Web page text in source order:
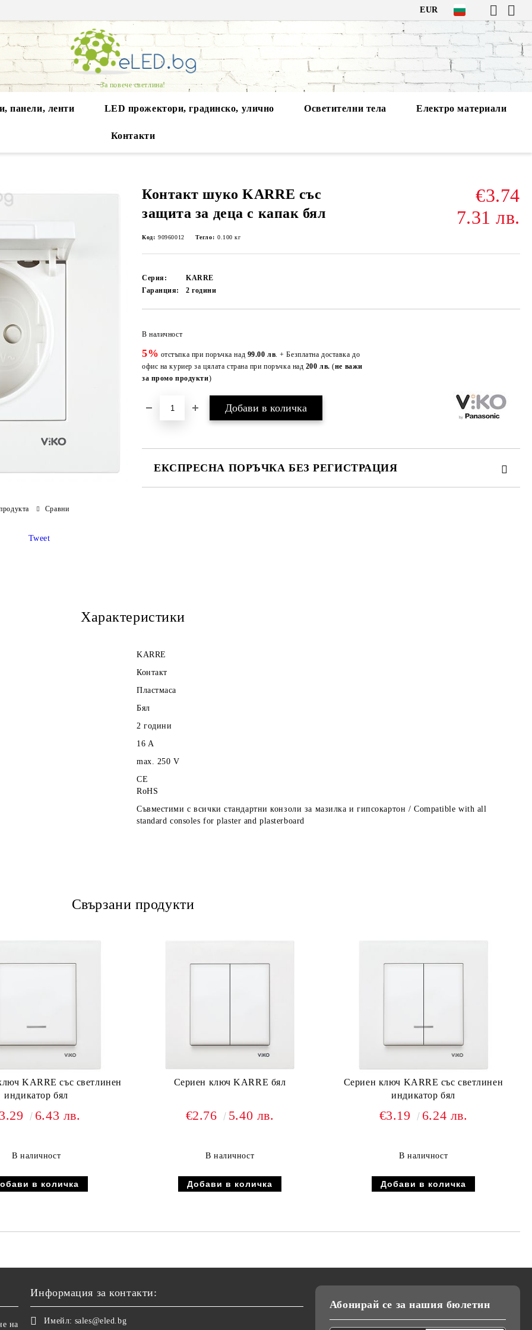
EUR
За повече светлина!
панели, ленти LED прожектори, градинско, улично Осветителни тела Електро материали
Контакти
Контакт шуко KARRE със
защита за деца с капак бял
€3.74
7.31 лв.
Код: 90960012 Тегло: 0.100 кг
Серия:
KARRE
Гаранция:
2 години
В наличност
5% отстъпка при поръчка над 99.00 лв. + Безплатна доставка до
офис на куриер за цялата страна при поръчка над 200 лв.(не важи
за промо продукти)
ЕКСПРЕСНА ПОРЪЧКА БЕЗ РЕГИСТРАЦИЯ
Сравни
Tweet
Характеристики
KARRE
Контакт
Пластмаса
Бял
2 години
16 A
max. 250V
CE
RoHS
Съвместими с всички стандартни конзоли за мазилка и гипсокартон / Compatible with all
standard consoles for plaster and plasterboard
Свързани продукти
KARRE със светлинен
индикатор бял
6.43 лв.
В наличност
Сериен ключ KARRE бял
€2.76 5.40 лв.
В наличност
Сериен ключ KARRE със светлинен
индикатор бял
€3.19 6.24 лв.
В наличност
на
Информация за контакти:
Имейл: sales@eled.bg
Абонирай се за нашия бюлетин